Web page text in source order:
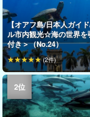
【オアフ島/日本人ガイ
ル市内観光☆海の世界を
付き＞（No.24）
(2件)